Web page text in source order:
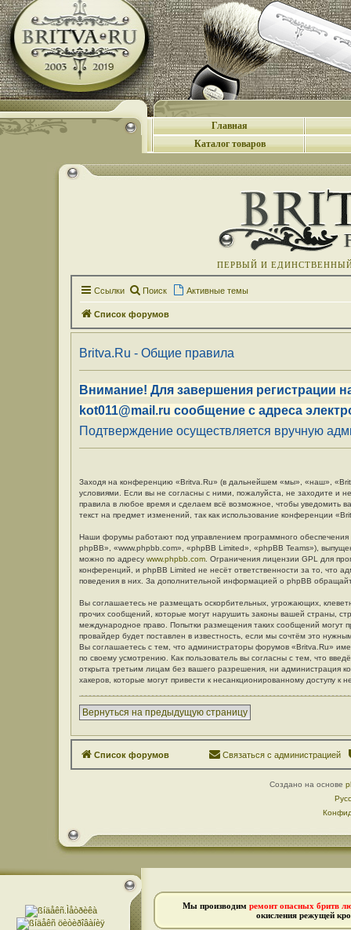
Главная
Каталог товаров
ПЕРВЫЙ И
Ссылки Поиск Активные темы
Список форумов
Britva.Ru - Общие правила
Внимание! Для завершения регистрации
kot011@mail.ru сообщение с адреса
Подтверждение осуществляется вручную
Заходя на конференцию «Britva.Ru» (в дальнейшем «мы», «наш»,
условиями. Если вы не согласны с ними, пожалуйста, не заходите и
правила в любое время и сделаем всё возможное, чтобы уведомить
текст на предмет изменений, так как использование конференции
Наши форумы работают под управлением программного
phpBB», «www.phpbb.com», «phpBB Limited», «phpBB Teams»),
можно по адресу www.phpbb.com . Ограничения лицензии GPL для
конференций, и phpBB Limited не несёт ответственности за то, что
поведения в них. За дополнительной информацией о phpBB
Вы соглашаетесь не размещать оскорбительных, угрожающих,
прочих сообщений, которые могут нарушить законы вашей страны,
международное право. Попытки размещения таких сообщений
провайдер будет поставлен в известность, если мы сочтём это
Вы соглашаетесь с тем, что администраторы форумов «Britva.Ru»
по своему усмотрению. Как пользователь вы согласны с тем, что
открыта третьим лицам без вашего разрешения, ни администрация
хакеров, которые могут привести к несанкционированному доступу к
Вернуться на предыдущую страницу
Список форумов Связаться с администрацией
Создано на основе
Мы производим ремонт опасных бритв
окисления режущей